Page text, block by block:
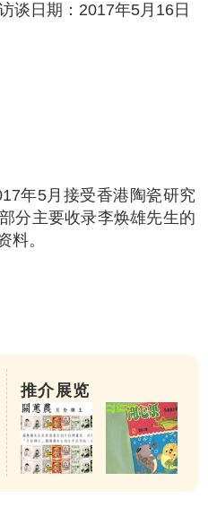
谈日期：2017年5月16日
年5月接受香港陶瓷研究
分主要收录李焕雄先生的
料。
推介展览